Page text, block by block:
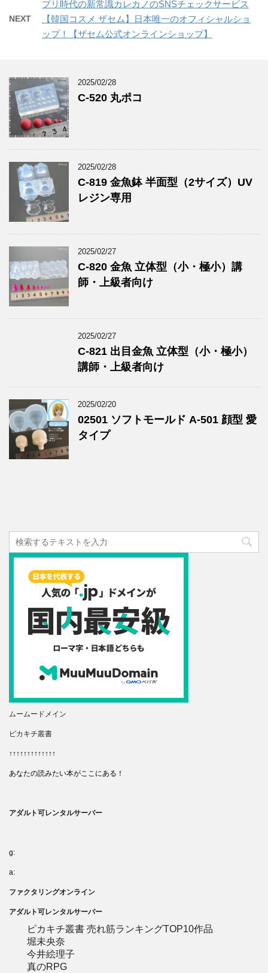
プリ時代の新常識カレカノのSNSチェックサービス
NEXT
【韓国コスメ ザセム】日本唯一のオフィシャルショ
ップ！【ザセム公式オンラインショップ】
2025/02/28
C-520 丸ポコ
2025/02/28
C-819 金魚鉢 半面型（2サイズ）UV
レジン専用
2025/02/27
C-820 金魚 立体型（小・極小）講
師・上級者向け
2025/02/27
C-821 出目金魚 立体型（小・極小）
講師・上級者向け
2025/02/20
02501 ソフトモールド A-501 顔型 愛
タイプ
ムームードメイン
ピカキチ叢書
↑↑↑↑↑↑↑↑↑↑↑↑↑
あなたの読みたい本がここにある！
アダルト可レンタルサーバー
g:
a:
ファクタリングオンライン
アダルト可レンタルサーバー
ピカキチ叢書 売れ筋ランキングTOP10作品
堀未央奈
今井絵理子
真のRPG